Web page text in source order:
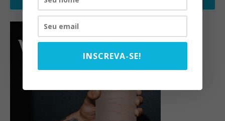
INSCREVA-SE!